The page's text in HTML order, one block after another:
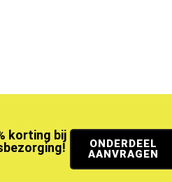
korting bij
ONDERDEEL
AANVRAGEN